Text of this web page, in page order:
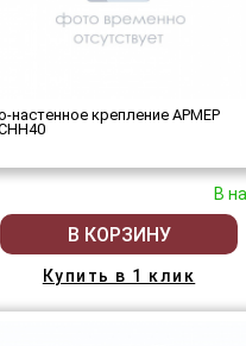
настенное крепление АРМЕР
В
В КОРЗИНУ
Купить в 1 клик